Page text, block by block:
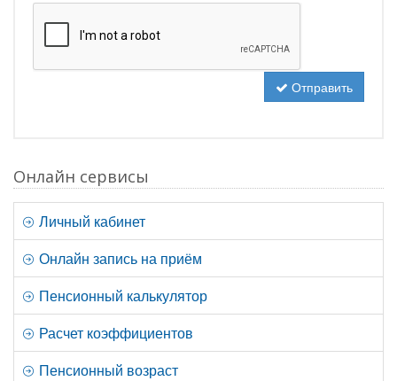
Отправить
Онлайн сервисы
Личный кабинет
Онлайн запись на приём
Пенсионный калькулятор
Расчет коэффициентов
Пенсионный возраст